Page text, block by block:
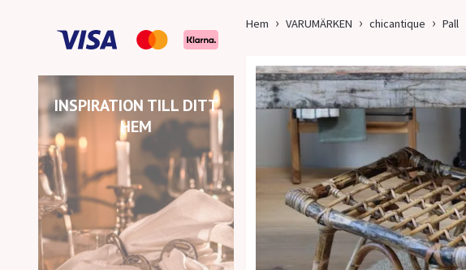
INSPIRATION TILL DITT
HEM
Hem VARUMÄRKEN chicantique Pall